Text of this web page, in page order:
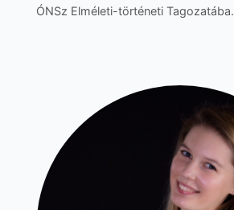
ÓNSz Elméleti-történeti Tagozatába.